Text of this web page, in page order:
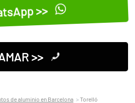
>>
>>
de aluminio en Barcelona Torelló